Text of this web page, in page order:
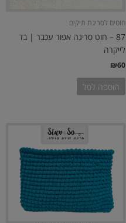
חוטים לסריגת תיקים
87 – חוט סריגה אפור עכבר | בד
לייקרה
₪60
הוספה לסל